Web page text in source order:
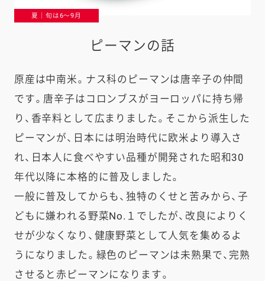
夏｜旬は6〜9月
ピーマンの話
原産は中南米。ナス科のピーマンは唐辛子の仲間
です。唐辛子はコロンブスがヨーロッパに持ち帰
り、香辛料として広まりました。そこから派生した
ピーマンが、日本には明治時代に欧米より導入さ
れ、日本人に食べやすい品種が開発された昭和30
年代以降に本格的に普及しました。
一般に普及してからも、独特のくせと苦みから、子
どもに嫌われる野菜No.１でしたが、改良によりく
せが少なくなり、健康野菜として人気を集めるよ
うになりました。緑色のピーマンは未熟果で、完熟
させると赤ピーマンになります。